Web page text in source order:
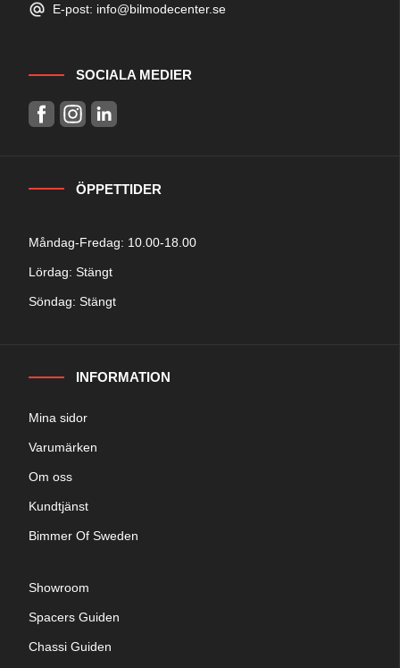
E-post: info@bilmodecenter.se
SOCIALA MEDIER
ÖPPETTIDER
Måndag-Fredag: 10.00-18.00
Lördag: Stängt
Söndag: Stängt
INFORMATION
Mina sidor
Varumärken
Om oss
Kundtjänst
Bimmer Of Sweden
Showroom
Spacers Guiden
Chassi Guiden